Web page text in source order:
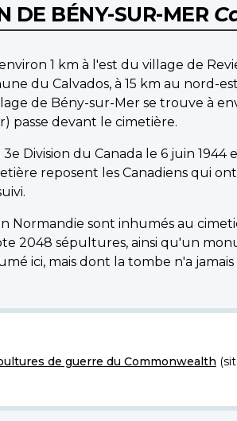
DE BÉNY-SUR-MER
1 km à l'est du village de
du Calvados, à 15 km au nord-
de Bény-sur-Mer se trouve à
passe devant le cimetière.
Division du Canada le 6 juin
reposent les Canadiens qui
Normandie sont inhumés au
2048 sépultures, ainsi qu'un
ici, mais dont la tombe n'a
de guerre du Commonwealth